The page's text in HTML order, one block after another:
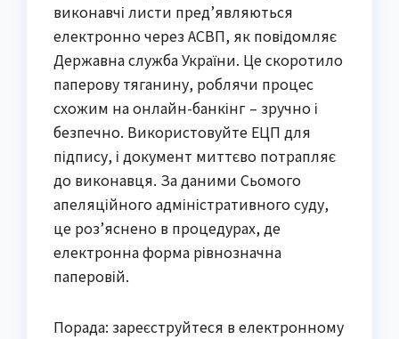
виконавчі листи пред’являються
електронно через АСВП, як повідомляє
Державна служба України. Це скоротило
паперову тяганину, роблячи процес
схожим на онлайн-банкінг – зручно і
безпечно. Використовуйте ЕЦП для
підпису, і документ миттєво потрапляє
до виконавця. За даними Сьомого
апеляційного адміністративного суду,
це роз’яснено в процедурах, де
електронна форма рівнозначна
паперовій.
Порада: зареєструйтеся в електронному